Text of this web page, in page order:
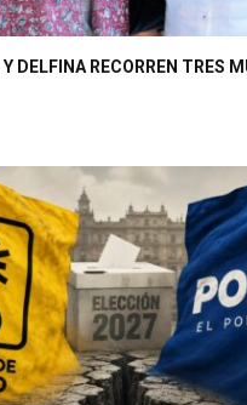
DELFINA RECORREN TRES